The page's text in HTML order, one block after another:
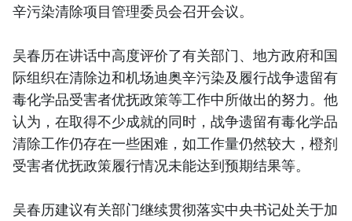
辛污染清除项目管理委员会召开会议。
吴春历在讲话中高度评价了有关部门、地方政府和国
际组织在清除边和机场迪奥辛污染及履行战争遗留有
毒化学品受害者优抚政策等工作中所做出的努力。他
认为，在取得不少成就的同时，战争遗留有毒化学品
清除工作仍存在一些困难，如工作量仍然较大，橙剂
受害者优抚政策履行情况未能达到预期结果等。
吴春历建议有关部门继续贯彻落实中央书记处关于加